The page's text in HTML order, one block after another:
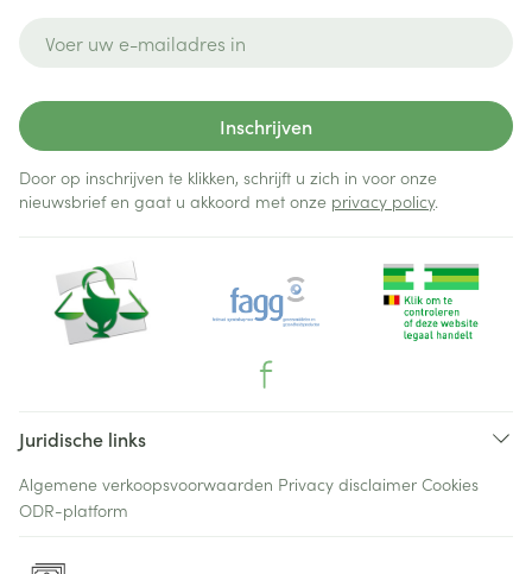
Inschrijven
Door op inschrijven te klikken, schrijft u zich in voor onze
nieuwsbrief en gaat u akkoord met onze privacy policy.
Juridische links
Algemene verkoopsvoorwaarden Privacy disclaimer Cookies
ODR-platform